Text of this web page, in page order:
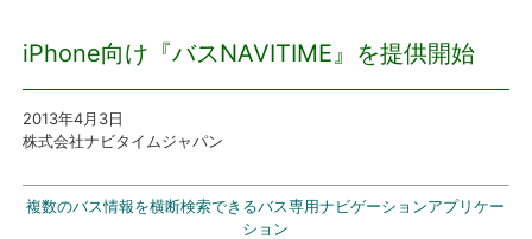
プレスリリース
プレスリリース
おしらせ
iPhone向け『バスNAVITIME』を提供開始
2013年4月3日
株式会社ナビタイムジャパン
複数のバス情報を横断検索できるバス専用ナビゲーションアプリケー
ション